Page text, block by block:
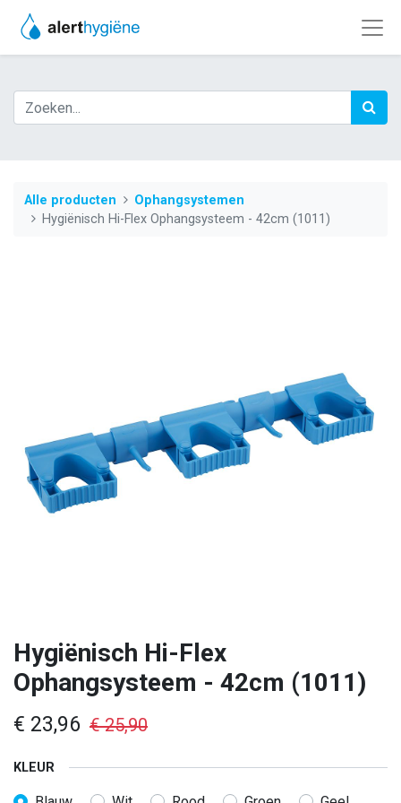
Alle producten
Ophangsystemen
Hygiënisch Hi-Flex Ophangsysteem - 42cm (1011)
Hygiënisch Hi-Flex
Ophangsysteem - 42cm (1011)
€ 23,96 €25,90
KLEUR